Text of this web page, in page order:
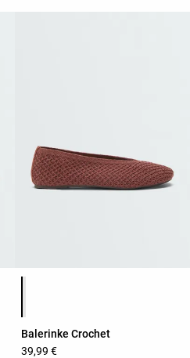
Popis boja proizvoda
Balerinke Crochet
39,99 €